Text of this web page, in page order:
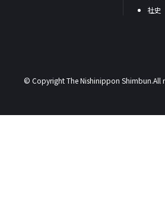
社史
© Copyright The Nishinippon Shimbun.All